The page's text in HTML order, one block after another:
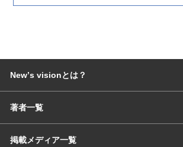
Newʼs visionとは？
著者一覧
掲載メディア一覧